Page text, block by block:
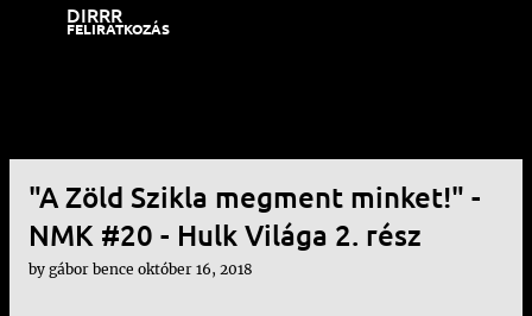
DIRRR
FELIRATKOZÁS
"A Zöld Szikla megment minket!" -
NMK #20 - Hulk Világa 2. rész
by gábor bence október 16, 2018